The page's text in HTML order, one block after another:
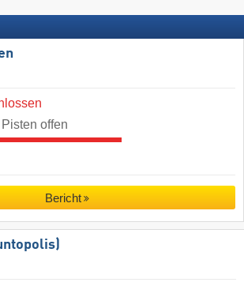
offen
Bericht